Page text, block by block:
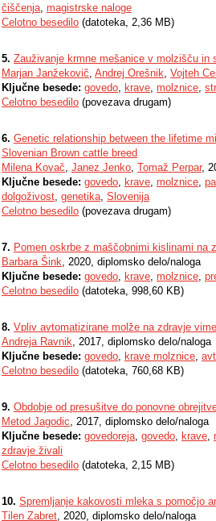
čiščenja, magistrske naloge
Celotno besedilo (datoteka, 2,36 MB)
5. Zauživanje krmne mešanice v molzišču in
Marjan Janžekovič, Andrej Orešnik, Vojteh
Ključne besede: govedo, krave, molznice,
Celotno besedilo (povezava drugam)
6. Genetic relationship between the lifetime
Slovenian Brown cattle breed
Milena Kovač, Janez Jenko, Tomaž Perpar,
Ključne besede: govedo, krave, molznice,
dolgoživost, genetika, Slovenija
Celotno besedilo (povezava drugam)
7. Pomen oskrbe z maščobnimi kislinami na
Barbara Šink, 2020, diplomsko delo/naloga
Ključne besede: govedo, krave, molznice,
Celotno besedilo (datoteka, 998,60 KB)
8. Vpliv avtomatizirane molže na zdravje
Andreja Ravnik, 2017, diplomsko delo/naloga
Ključne besede: govedo, krave molznice,
Celotno besedilo (datoteka, 760,68 KB)
9. Obdobje od presušitve do ponovne
Metod Jagodic, 2017, diplomsko delo/naloga
Ključne besede: govedoreja, govedo, krave,
zdravje živali
Celotno besedilo (datoteka, 2,15 MB)
10. Spremljanje kakovosti mleka s pomočjo
Tilen Zabret, 2020, diplomsko delo/naloga